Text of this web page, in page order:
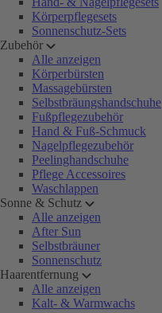
Körperpflegesets
Sonnenschutz-Sets
Zubehör
Alle anzeigen
Körperbürsten
Massagebürsten
Selbstbräungshandschuhe
Fußpflegezubehör
Hand & Fuß-Schmuck
Nagelpflegezubehör
Peelinghandschuhe
Pflege Accessoires
Waschlappen
Sonne & Schutz
Alle anzeigen
After Sun
Selbstbräuner
Sonnenschutz
Haarentfernung
Alle anzeigen
Kalt- & Warmwachs